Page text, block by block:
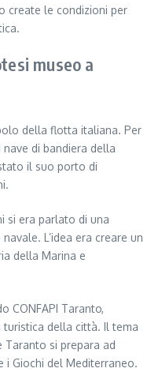
create le condizioni per
museo a
della flotta italiana. Per
di bandiera della
il suo porto di
si era parlato di una
L’idea era creare un
della Marina e
CONFAPI Taranto,
della città. Il tema
si prepara ad
i Giochi del Mediterraneo.